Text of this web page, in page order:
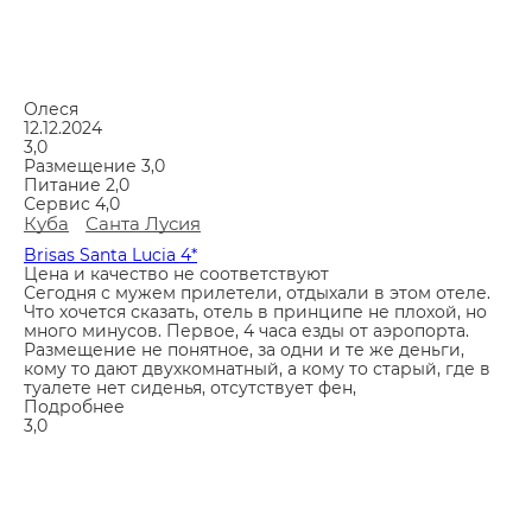
Олеся
12.12.2024
3,0
Размещение 3,0
Питание 2,0
Сервис 4,0
Куба Санта Лусия
Brisas Santa Lucia 4*
Цена и качество не соответствуют
Сегодня с мужем прилетели, отдыхали в этом отеле.
Что хочется сказать, отель в принципе не плохой, но
много минусов. Первое, 4 часа езды от аэропорта.
Размещение не понятное, за одни и те же деньги,
кому то дают двухкомнатный, а кому то старый, где в
туалете нет сиденья, отсутствует фен,
Подробнее
3,0